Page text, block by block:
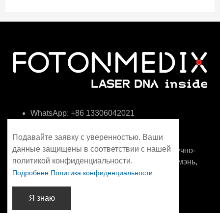
WhatsApp: +86 13306042021
info@fotonmedix.com
4F, здание C, Межпространственный научно-
исследовательский институт Цинхуа, Сямэнь,
Фуцзянь, Китай
Подавайте заявку с уверенностью. Ваши
данные защищены в соответствии с нашей
политикой конфиденциальности.
Подробнее Политика конфиденциальности
Я знаю